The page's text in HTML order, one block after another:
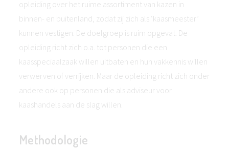
opleiding over het ruime assortiment van kazen in
binnen- en buitenland, zodat zij zich als ‘kaasmeester’
kunnen vestigen. De doelgroep is ruim opgevat. De
opleiding richt zich o.a. tot personen die een
kaasspeciaalzaak willen uitbaten en hun vakkennis willen
verwerven of verrijken. Maar de opleiding richt zich onder
andere ook op personen die als adviseur voor
kaashandels aan de slag willen.
Methodologie